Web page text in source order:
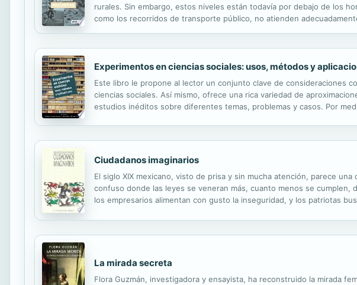
rurales. Sin embargo, estos niveles están todavía por debajo de los
como los recorridos de transporte público, no atienden
Experimentos en ciencias sociales: usos, métodos y
Este libro le propone al lector un conjunto clave de consideraciones
ciencias sociales. Así mismo, ofrece una rica variedad de
estudios inéditos sobre diferentes temas, problemas y casos. Por
Ciudadanos imaginarios
El siglo XIX mexicano, visto de prisa y sin mucha atención, parece
confuso donde las leyes se veneran más, cuanto menos se
los empresarios alimentan con gusto la inseguridad, y los patriotas
La mirada secreta
Flora Guzmán, investigadora y ensayista, ha reconstruido la mirada